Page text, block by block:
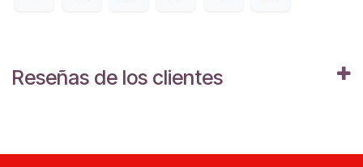
Reseñas de los clientes